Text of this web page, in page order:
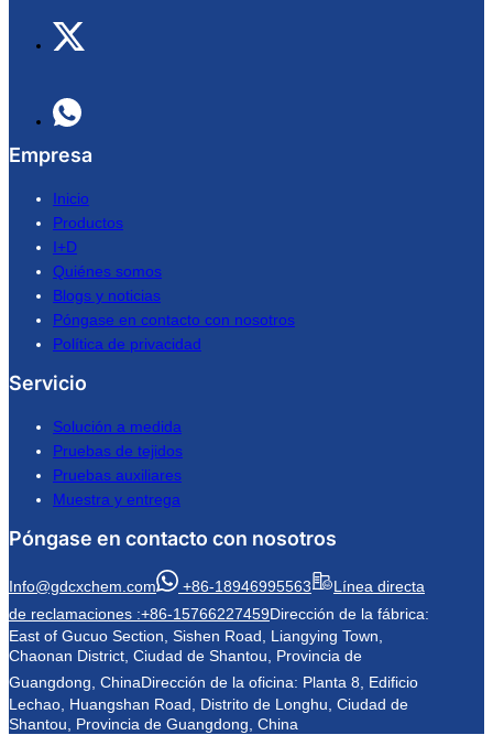
Empresa
Inicio
Productos
I+D
Quiénes somos
Blogs y noticias
Póngase en contacto con nosotros
Política de privacidad
Servicio
Solución a medida
Pruebas de tejidos
Pruebas auxiliares
Muestra y entrega
Póngase en contacto con nosotros
Info@gdcxchem.com +86-18946995563
Línea directa
de reclamaciones :+86-15766227459Dirección de la fábrica:
East of Gucuo Section, Sishen Road, Liangying Town,
Chaonan District, Ciudad de Shantou, Provincia de
Guangdong, ChinaDirección de la oficina: Planta 8, Edificio
Lechao, Huangshan Road, Distrito de Longhu, Ciudad de
Shantou, Provincia de Guangdong, China